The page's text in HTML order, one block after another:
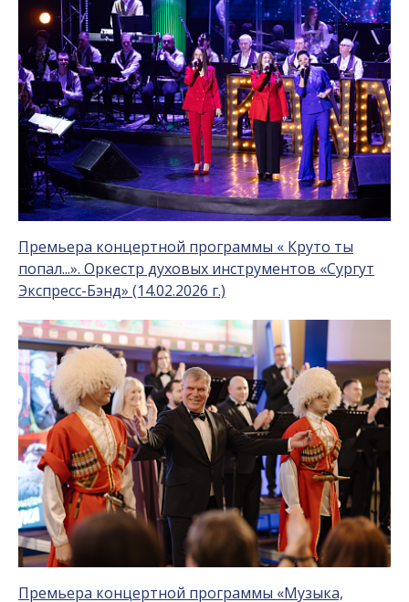
Премьера концертной программы « Круто ты
попал...». Оркестр духовых инструментов «Сургут
Экспресс-Бэнд» (14.02.2026 г.)
Премьера концертной программы «Музыка,